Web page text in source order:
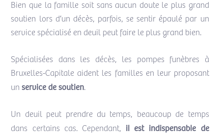
Bien que la famille soit sans aucun doute le plus grand
soutien lors d’un décès, parfois, se sentir épaulé par un
service spécialisé en deuil peut faire le plus grand bien.
Spécialisées dans les décès, les pompes funèbres à
Bruxelles-Capitale aident les familles en leur proposant
unservice de soutien.
Un deuil peut prendre du temps, beaucoup de temps
dans certains cas. Cependant, il est indispensable de